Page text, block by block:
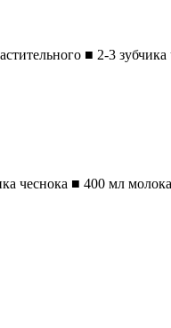
■ 2-3 зубчика
чеснока ■ 400 мл